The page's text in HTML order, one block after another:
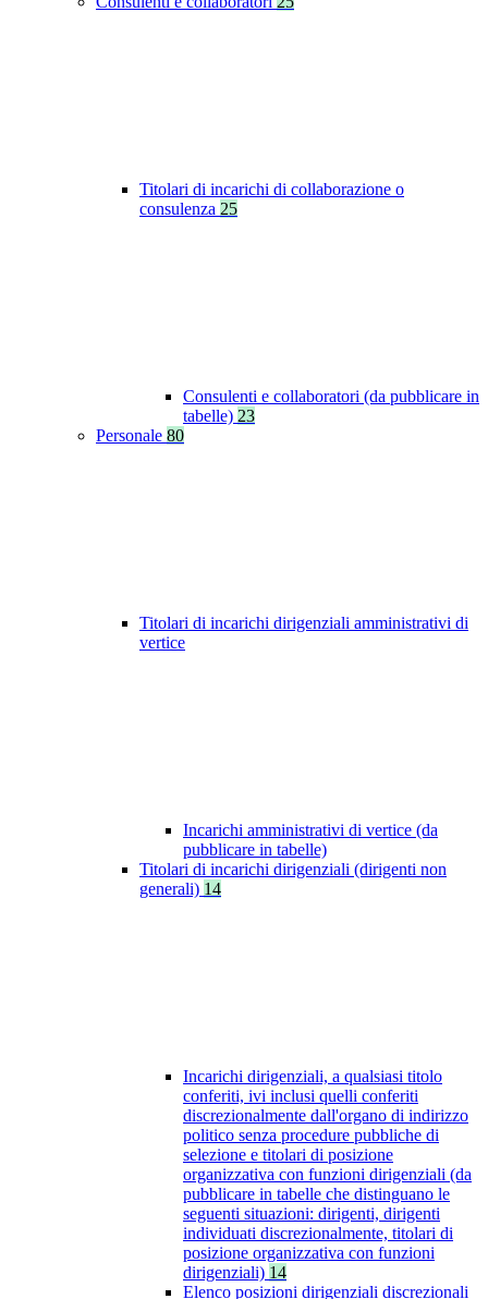
Titolari di incarichi di collaborazione o
consulenza 25
Consulenti e collaboratori (da pubblicare in
tabelle) 23
Personale 80
Titolari di incarichi dirigenziali amministrativi di
vertice
Incarichi amministrativi di vertice (da
pubblicare in tabelle)
Titolari di incarichi dirigenziali (dirigenti non
generali) 14
Incarichi dirigenziali, a qualsiasi titolo
conferiti, ivi inclusi quelli conferiti
discrezionalmente dall'organo di indirizzo
politico senza procedure pubbliche di
selezione e titolari di posizione
organizzativa con funzioni dirigenziali (da
pubblicare in tabelle che distinguano le
seguenti situazioni: dirigenti, dirigenti
individuati discrezionalmente, titolari di
posizione organizzativa con funzioni
dirigenziali) 14
Elenco posizioni dirigenziali discrezionali